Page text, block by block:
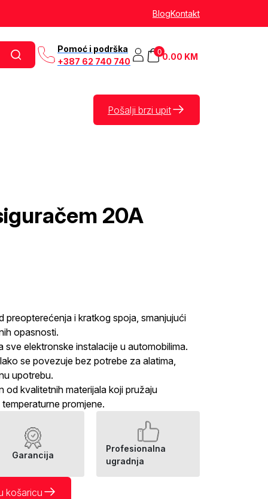
BlogKontakt
Pomoć i podrška
+387 62 740 740
0.00 KM
0
Pošalji brzi upit
20A
preopterećenja i kratkog spoja, smanjujući
opasnosti.
sve elektronske instalacije u automobilima.
se povezuje bez potrebe za alatima,
upotrebu.
od kvalitetnih materijala koji pružaju
promjene.
Garancija
Profesionalna
ugradnja
košaricu